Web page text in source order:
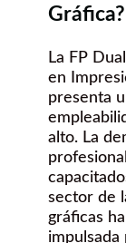
Gráfica?
La FP
en
presenta
alto. La
sector de
gráficas
impulsada